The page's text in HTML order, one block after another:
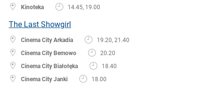
Kinoteka 14.45, 19.00
The Last Showgirl
Cinema City Arkadia
19.20, 21.40
Cinema City Bemowo
20.20
Cinema City Białołęka
18.40
Cinema City Janki
18.00